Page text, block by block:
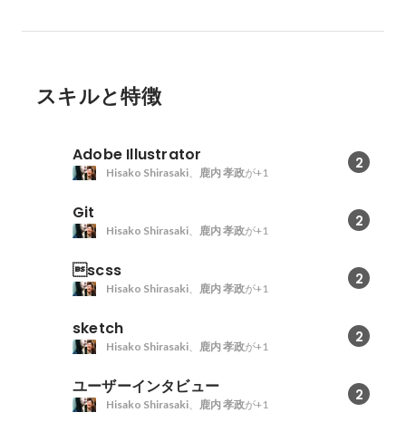
スキルと特徴
Adobe Illustrator 2
Hisako Shirasaki、 鹿内 孝政が+1
Git 2
Hisako Shirasaki、 鹿内 孝政が+1
scss 2
Hisako Shirasaki、 鹿内 孝政が+1
sketch 2
Hisako Shirasaki、 鹿内 孝政が+1
ユーザーインタビュー 2
Hisako Shirasaki、 鹿内 孝政が+1